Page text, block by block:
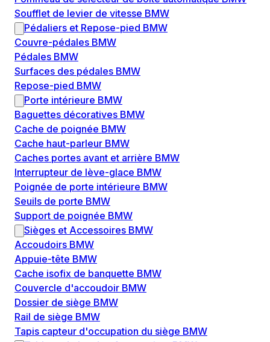
Soufflet de levier de vitesse BMW
Pédaliers et Repose-pied BMW
Couvre-pédales BMW
Pédales BMW
Surfaces des pédales BMW
Repose-pied BMW
Porte intérieure BMW
Baguettes décoratives BMW
Cache de poignée BMW
Cache haut-parleur BMW
Caches portes avant et arrière BMW
Interrupteur de lève-glace BMW
Poignée de porte intérieure BMW
Seuils de porte BMW
Support de poignée BMW
Sièges et Accessoires BMW
Accoudoirs BMW
Appuie-tête BMW
Cache isofix de banquette BMW
Couvercle d'accoudoir BMW
Dossier de siège BMW
Rail de siège BMW
Tapis capteur d'occupation du siège BMW